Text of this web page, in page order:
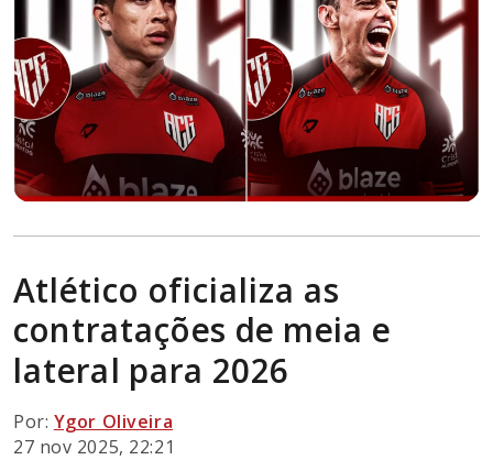
Atlético oficializa as
contratações de meia e
lateral para 2026
Por: Ygor Oliveira
27 nov 2025, 22:21